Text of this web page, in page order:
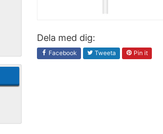
Dela med dig:
Facebook Tweeta Pin it